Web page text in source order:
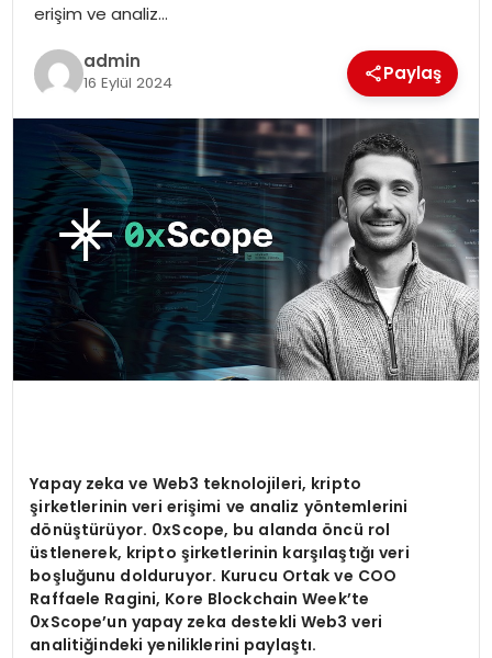
erişim ve analiz…
admin
16 Eylül 2024 Paylaş
Yapay zeka ve Web3 teknolojileri, kripto
şirketlerinin veri erişimi ve analiz yöntemlerini
dönüştürüyor. 0xScope, bu alanda öncü rol
üstlenerek, kripto şirketlerinin karşılaştığı veri
boşluğunu dolduruyor. Kurucu Ortak ve COO
Raffaele Ragini, Kore Blockchain Week’te
0xScope’un yapay zeka destekli Web3 veri
analitiğindeki yeniliklerini paylaştı.